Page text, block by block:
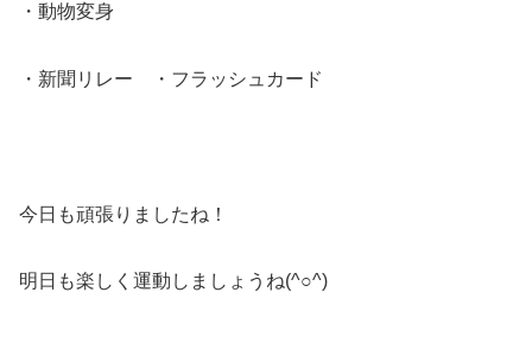
・動物変身
・新聞リレー ・フラッシュカード
今日も頑張りましたね！
明日も楽しく運動しましょうね(^○^)